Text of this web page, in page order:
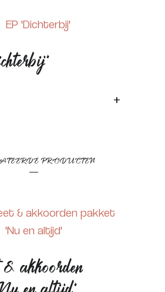
PRODUCTEN
& akkoorden